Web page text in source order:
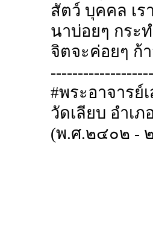
สัตว์ บุคคล เ
นาบ่อยๆ กระ
จิตจะค่อยๆ ก้
#พระอาจารย์
วัดเลียบ อำเ
(พ.ศ.๒๔๐๒ -